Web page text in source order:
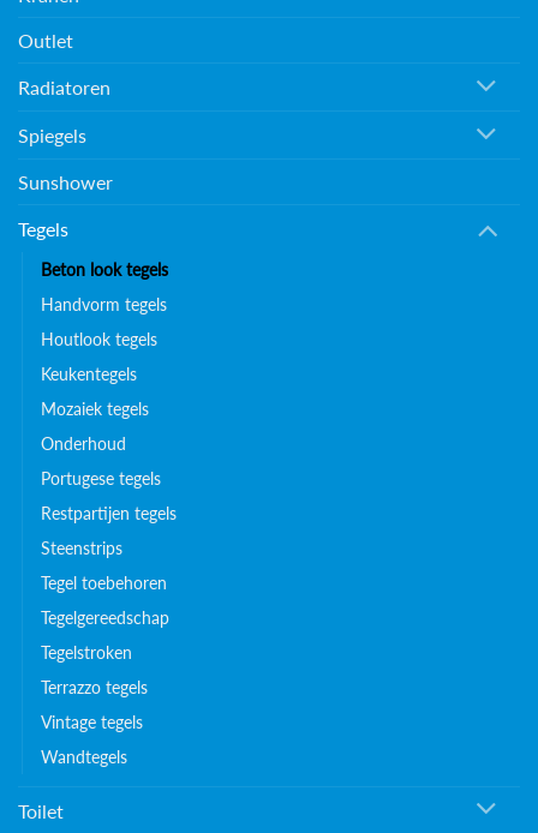
Outlet
Radiatoren
Spiegels
Sunshower
Tegels
Beton look tegels
Handvorm tegels
Houtlook tegels
Keukentegels
Mozaiek tegels
Onderhoud
Portugese tegels
Restpartijen tegels
Steenstrips
Tegel toebehoren
Tegelgereedschap
Tegelstroken
Terrazzo tegels
Vintage tegels
Wandtegels
Toilet